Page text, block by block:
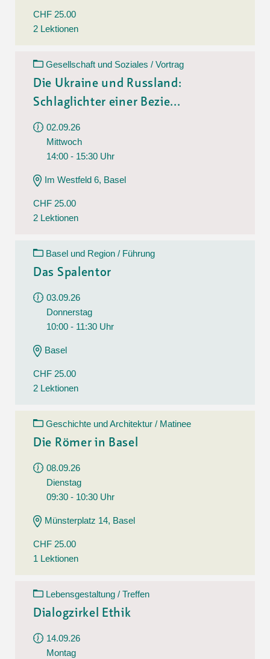
CHF 25.00
2 Lektionen
Gesellschaft und Soziales / Vortrag
Die Ukraine und Russland:
Schlaglichter einer Bezie...
02.09.26
Mittwoch
14:00 - 15:30 Uhr
Im Westfeld 6, Basel
CHF 25.00
2 Lektionen
Basel und Region / Führung
Das Spalentor
03.09.26
Donnerstag
10:00 - 11:30 Uhr
Basel
CHF 25.00
2 Lektionen
Geschichte und Architektur / Matinee
Die Römer in Basel
08.09.26
Dienstag
09:30 - 10:30 Uhr
Münsterplatz 14, Basel
CHF 25.00
1 Lektionen
Lebensgestaltung / Treffen
Dialogzirkel Ethik
14.09.26
Montag